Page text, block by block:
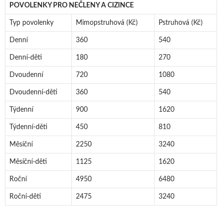
POVOLENKY PRO NEČLENY A CIZINCE
Typ povolenky Mimopstruhová (Kč) Pstruhová (Kč)
Denní 360 540
Denní-děti 180 270
Dvoudenní 720 1080
Dvoudenní-děti 360 540
Týdenní 900 1620
Týdenní-děti 450 810
Měsíční 2250 3240
Měsíční-děti 1125 1620
Roční 4950 6480
Roční-děti 2475 3240